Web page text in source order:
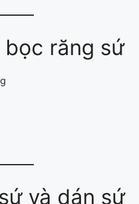
bọc răng sứ
và dán sứ